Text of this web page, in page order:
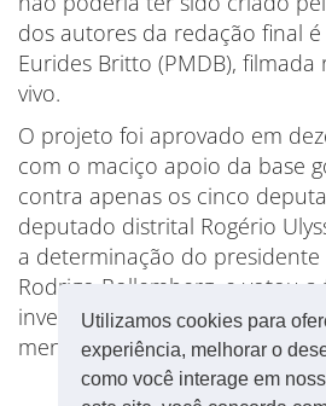
Utilizamos cookies para
experiência, melhorar o
como você interage em
dos autores da redação final
Eurides Britto (PMDB),
vivo.
O projeto foi aprovado em
com o maciço apoio da base
contra apenas os cinco
deputado distrital Rogério
a determinação do
Rodrigo Rollemberg, e votou a
investigado como um dos
mensalão.